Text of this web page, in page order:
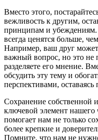
Вместо этого,
вежливость к другим,
принципам и убеждениям.
всегда ценятся больше,
Например, ваш друг
важный вопрос, но это не
разделяете его мнение.
обсудить эту тему и
перспективами,
Сохранение собственной
ключевой элемент нашего
помогает нам не только
более крепкие и
Помните, что нам не